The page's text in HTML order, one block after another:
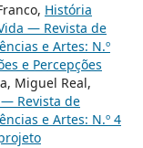
História
— Revista de
e Artes: N.º
e Percepções
Miguel Real,
Revista de
e Artes: N.º 4